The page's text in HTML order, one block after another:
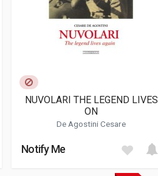
NUVOLARI THE LEGEND LIVES
ON
De Agostini Cesare
Notify Me